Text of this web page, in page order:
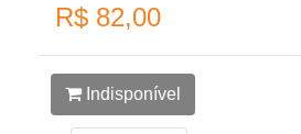
R$ 82,00
Indisponível